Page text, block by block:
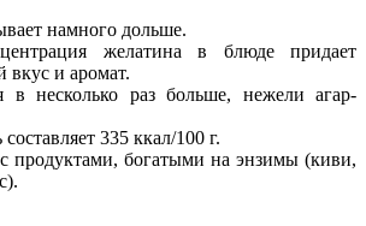
намного дольше.
желатина в блюде придает
вкус и аромат.
в несколько раз больше, нежели агар-
335 ккал/100 г.
продуктами, богатыми на энзимы (киви,